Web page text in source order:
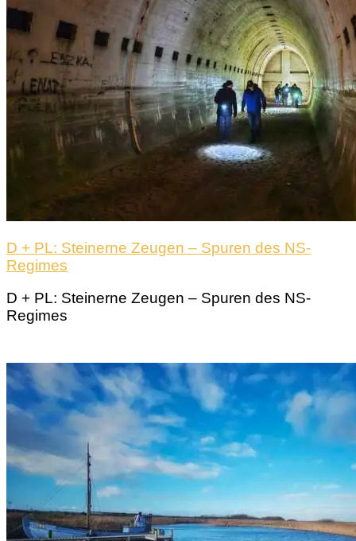
D + PL: Steinerne Zeugen – Spuren des NS-
Regimes
D + PL: Steinerne Zeugen – Spuren des NS-
Regimes